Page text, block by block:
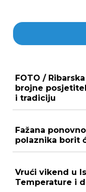
FOTO /
brojne
i tradiciju
Fažana
polaznika borit
Vrući vikend u
Temperature i